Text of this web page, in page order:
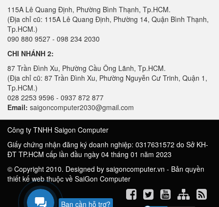
115A Lê Quang Định, Phường Bình Thạnh, Tp.HCM.
(Địa chỉ cũ: 115A Lê Quang Định, Phường 14, Quận Bình Thạnh,
Tp.HCM.)
090 880 9527 - 098 234 2030
CHI NHÁNH 2:
87 Trần Đình Xu, Phường Cầu Ông Lãnh, Tp.HCM.
(Địa chỉ cũ: 87 Trần Đình Xu, Phường Nguyễn Cư Trinh, Quận 1,
Tp.HCM.)
028 2253 9596 - 0937 872 877
Email: saigoncomputer2030@gmail.com
Công ty TNHH Saigon Computer
Giấy chứng nhận đăng ký doanh nghiệp: 0317631572 do Sở KH-
ĐT TP.HCM cấp lần đầu ngày 04 tháng 01 năm 2023
© Copyright 2010. Designed by saigoncomputer.vn - Bản quyền
thiết kế web thuộc về SaiGon Computer
Bạn cần hỗ trợ?